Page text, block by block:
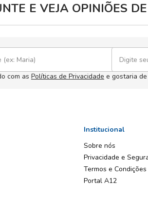
E VEJA OPINIÕES
com as Políticas de Privacidade e gostaria
Institucional
Sobre nós
Privacidade e
Termos e Condições
Portal A12